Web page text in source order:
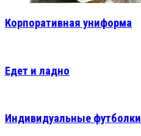
Корпоративная униформа
Едет и ладно
Индивидуальные футболки